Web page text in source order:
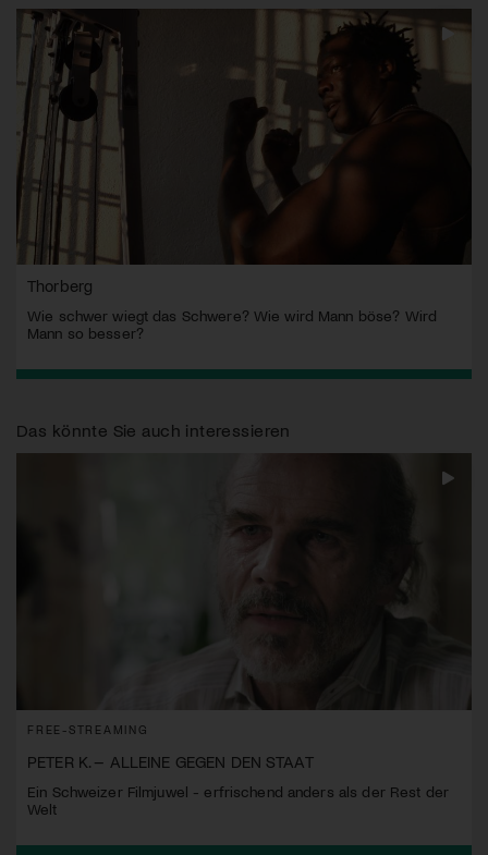
Thorberg
Wie schwer wiegt das Schwere? Wie wird Mann böse? Wird
Mann so besser?
Das könnte Sie auch interessieren
FREE-STREAMING
PETER K. – ALLEINE GEGEN DEN STAAT
Ein Schweizer Filmjuwel - erfrischend anders als der Rest der
Welt